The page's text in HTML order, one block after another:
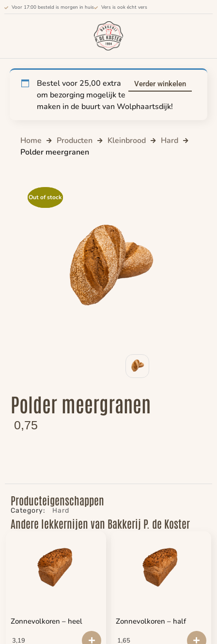
Voor 17:00 besteld is morgen in huis Vers is ook écht vers
Verder winkelen
Bestel voor 25,00 extra
om bezorging mogelijk te
maken in de buurt van Wolphaartsdijk!
Home Producten Kleinbrood
Hard
Polder meergranen
Out of stock
Out of stock
Polder meergranen
0,75
Producteigenschappen
Category: Hard
Andere lekkernijen van Bakkerij P. de Koster
Zonnevolkoren – heel
3,19
Zonnevolkoren – half
1,65